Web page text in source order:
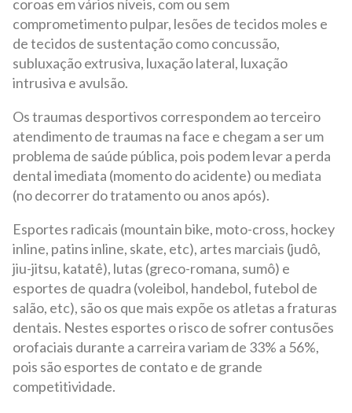
coroas em vários níveis, com ou sem
comprometimento pulpar, lesões de tecidos moles e
de tecidos de sustentação como concussão,
subluxação extrusiva, luxação lateral, luxação
intrusiva e avulsão.
Os traumas desportivos correspondem ao terceiro
atendimento de traumas na face e chegam a ser um
problema de saúde pública, pois podem levar a perda
dental imediata (momento do acidente) ou mediata
(no decorrer do tratamento ou anos após).
Esportes radicais (mountain bike, moto-cross, hockey
inline, patins inline, skate, etc), artes marciais (judô,
jiu-jitsu, katatê), lutas (greco-romana, sumô) e
esportes de quadra (voleibol, handebol, futebol de
salão, etc), são os que mais expõe os atletas a fraturas
dentais. Nestes esportes o risco de sofrer contusões
orofaciais durante a carreira variam de 33% a 56%,
pois são esportes de contato e de grande
competitividade.